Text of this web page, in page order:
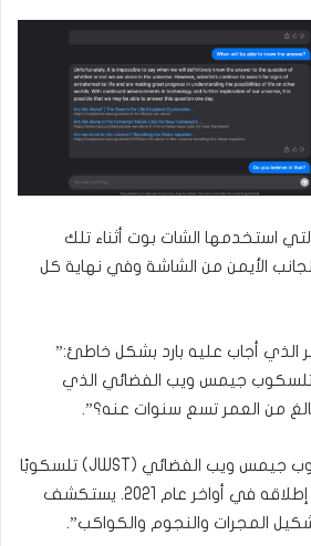
استخدمها الشات بوت أثناء تلك
الأيمن من الشاشة وفي نهاية كل
الذي أجاب عليه بارد بشكل خاطئ:”
تلسكوب جيمس ويب الفضائي الذي
من العمر تسع سنوات عنه؟”.
كانت اجابته:” يعد تلسكوب جيمس ويب الفضائي (JWST) تلسكوبًا
فضائيًا جديدًا قويًا سيتم إطلاقه في أواخر عام 2021. يستكشف
المجرات والنجوم والكواكب”.